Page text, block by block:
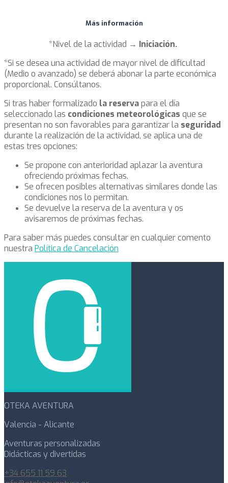
Más información
*Nivel de la actividad → Iniciación.
*Si se desea una actividad de mayor nivel de dificultad
(Medio o avanzado) se deberá abonar la parte económica
proporcional. Consúltanos.
Si tras haber formalizado la reservapara el día
seleccionado las condiciones meteorológicas que se
presentan no son favorables para garantizar la seguridad
durante la realización de la actividad, se aplica una de
estas tres opciones:
Se propone con anterioridad aplazar la aventura
ofreciendo próximas fechas.
Se ofrecen posibles alternativas similares donde las
condiciones nos lo permitan.
Se devuelve la reserva de la aventura y os
avisaremos de próximas fechas.
Para saber más puedes consultar en cualquier comento
nuestra Política de Cancelación
OTEKA AVENTURA
Valencia - Alicante
Aventuras personalizadas
Didácticas y divertidas
+34 655 11 59 63